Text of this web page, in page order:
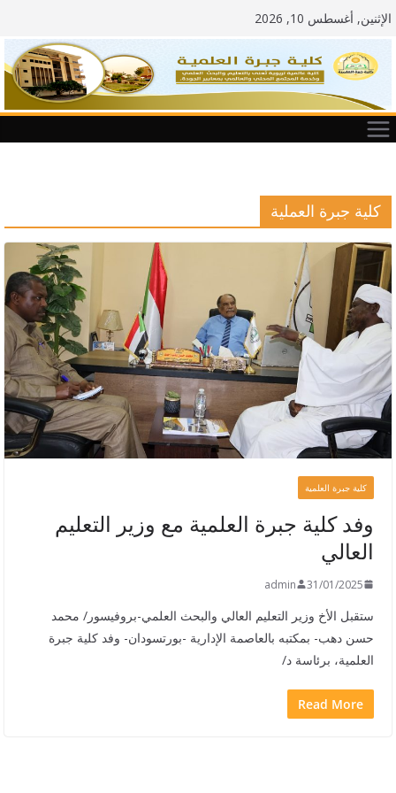
Skip
to
content
الإثنين, أغسطس 10, 2026
كلية جبرة العملية
كلية جبرة العلمية
وفد كلية جبرة العلمية مع وزير التعليم
العالي
31/01/2025
admin
ستقبل الأخ وزير التعليم العالي والبحث العلمي-بروفيسور/ محمد
حسن دهب- بمكتبه بالعاصمة الإدارية -بورتسودان- وفد كلية جبرة
العلمية، برئاسة د/
Read More